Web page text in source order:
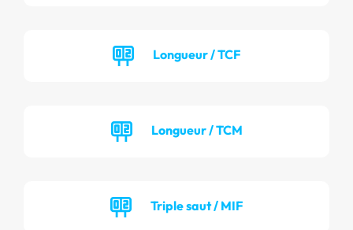
Longueur / TCF
Longueur / TCM
Triple saut / MIF